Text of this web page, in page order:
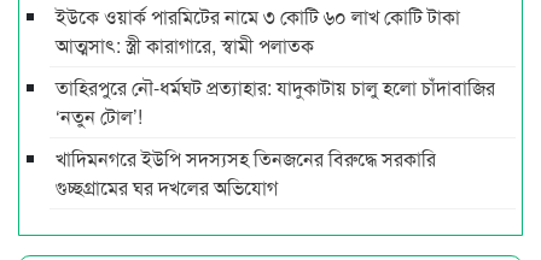
ইউকে ওয়ার্ক পারমিটের নামে ৩ কোটি ৬০ লাখ কোটি টাকা
আত্মসাৎ: স্ত্রী কারাগারে, স্বামী পলাতক
তাহিরপুরে নৌ-ধর্মঘট প্রত্যাহার: যাদুকাটায় চালু হলো চাঁদাবাজির
‘নতুন টোল’!
খাদিমনগরে ইউপি সদস্যসহ তিনজনের বিরুদ্ধে সরকারি
গুচ্ছগ্রামের ঘর দখলের অভিযোগ